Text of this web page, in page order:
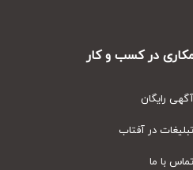
در کسب و کار
رایگان
در آفتاب
با ما